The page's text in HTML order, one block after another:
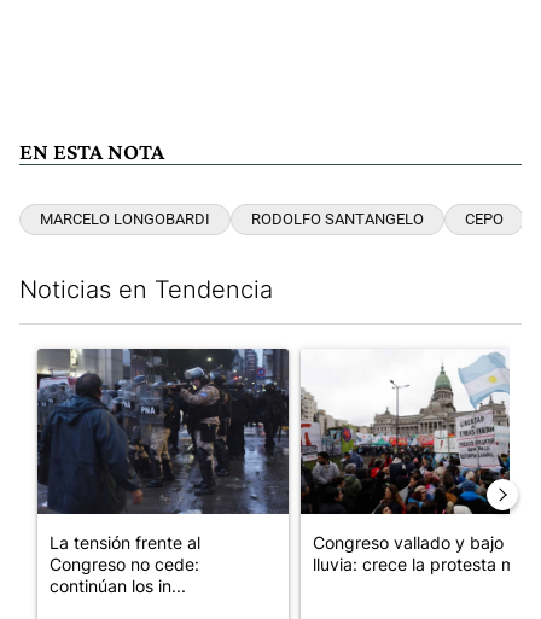
EN ESTA NOTA
MARCELO LONGOBARDI RODOLFO SANTANGELO CEPO
Noticias en Tendencia
Un artículo de tendencia con el título "La tensión frente al
La tensión frente al
Congreso no cede:
continúan los in...
Un artículo de tendencia
Congreso vallado y bajo la
lluvia: crece la protesta mi...